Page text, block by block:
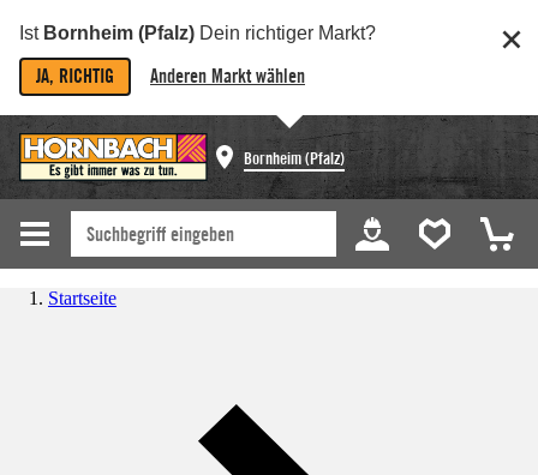
Ist Bornheim (Pfalz) Dein richtiger Markt?
JA, RICHTIG Anderen Markt wählen
Bornheim (Pfalz)
Startseite